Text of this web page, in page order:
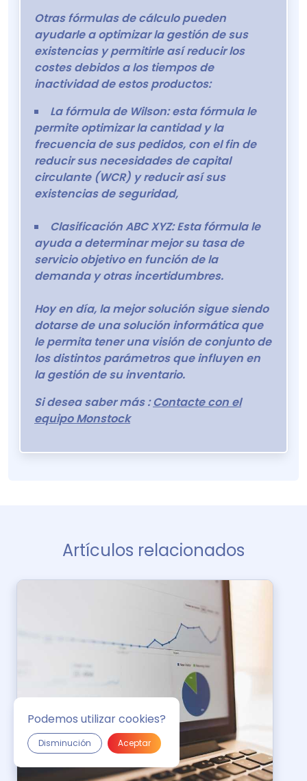
Otras fórmulas de cálculo pueden
ayudarle a optimizar la gestión de sus
existencias y permitirle así reducir los
costes debidos a los tiempos de
inactividad de estos productos:
La fórmula de Wilson: esta fórmula le
permite optimizar la cantidad y la
frecuencia de sus pedidos, con el fin de
reducir sus necesidades de capital
circulante (WCR) y reducir así sus
existencias de seguridad,
Clasificación ABC XYZ: Esta fórmula le
ayuda a determinar mejor su tasa de
servicio objetivo en función de la
demanda y otras incertidumbres.
Hoy en día, la mejor solución sigue siendo
dotarse de una solución informática que
le permita tener una visión de conjunto de
los distintos parámetros que influyen en
la gestión de su inventario.
Si desea saber más :Contacte con el
equipo Monstock
Artículos relacionados
Podemos utilizar cookies?
Disminución Aceptar